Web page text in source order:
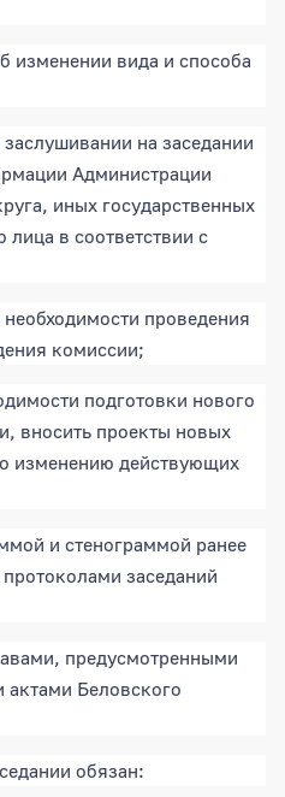
изменении вида и способа
на заседании
Администрации
иных государственных
в соответствии с
проведения
комиссии;
подготовки нового
вносить проекты новых
изменению действующих
и стенограммой ранее
заседаний
предусмотренными
Беловского
обязан: